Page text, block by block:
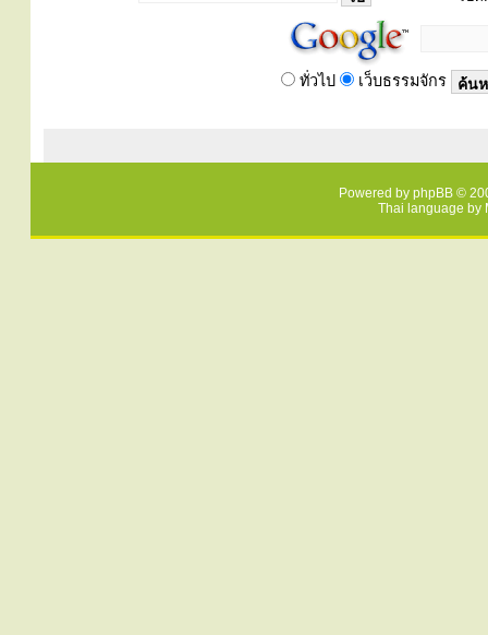
ทั่วไป เว็บธรรมจักร
Powered by phpBB ©
Thai language by